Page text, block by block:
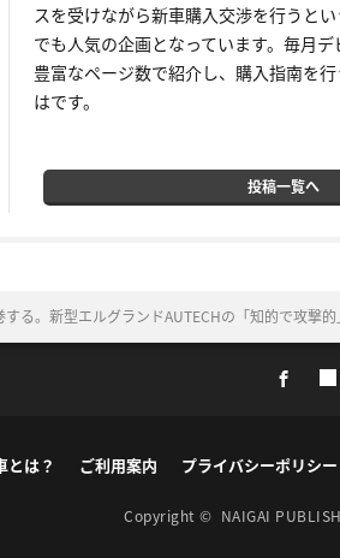
スを受けながら新車購入交渉を行うと
でも人気の企画となっています。毎月
豊富なページ数で紹介し、購入指南を
はです。
投稿一覧へ
る。新型エルグランドAUTECHの「知的で攻撃的
とは？ ご利用案内 プライバシーポリシー
Copyright © NAIGAI